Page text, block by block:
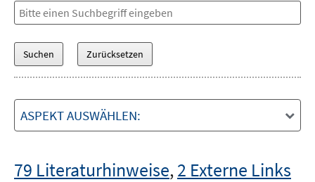
ASPEKT AUSWÄHLEN:
79 Literaturhinweise,2 Externe Links